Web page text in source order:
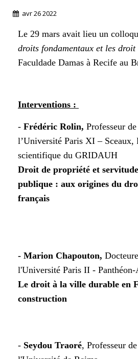
avr262022
Le 29 mars avait lieu un
droits fondamentaux et les
Faculdade Damas à Recife au
Interventions :
- Frédéric Rolin, Professeur
l’Université Paris XI – Sceaux,
scientifique du GRIDAUH
Droit de propriété et
publique : aux origines du
français
- Marion Chapouton,
l'Université Paris II - Panthéon-
Le droit à la ville durable en
construction
- Seydou Traoré, Professeur